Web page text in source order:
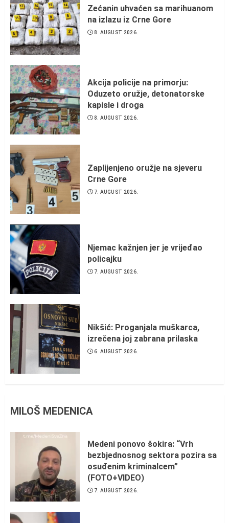
Zećanin uhvaćen sa marihuanom
na izlazu iz Crne Gore
8. AUGUST 2026.
Akcija policije na primorju:
Oduzeto oružje, detonatorske
kapisle i droga
8. AUGUST 2026.
Zaplijenjeno oružje na sjeveru
Crne Gore
7. AUGUST 2026.
Njemac kažnjen jer je vrijeđao
policajku
7. AUGUST 2026.
Nikšić: Proganjala muškarca,
izrečena joj zabrana prilaska
6. AUGUST 2026.
MILOŠ MEDENICA
Medeni ponovo šokira: “Vrh
bezbjednosnog sektora pozira sa
osuđenim kriminalcem”
(FOTO+VIDEO)
7. AUGUST 2026.